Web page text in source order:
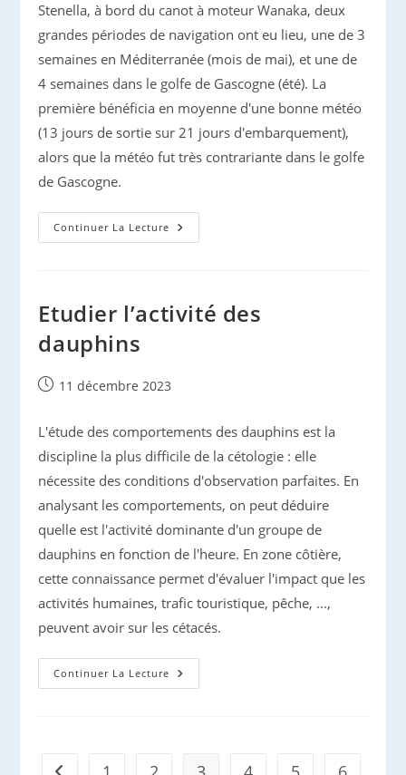
Stenella, à bord du canot à moteur Wanaka, deux
grandes périodes de navigation ont eu lieu, une de 3
semaines en Méditerranée (mois de mai), et une de
4 semaines dans le golfe de Gascogne (été). La
première bénéficia en moyenne d'une bonne météo
(13 jours de sortie sur 21 jours d'embarquement),
alors que la météo fut très contrariante dans le golfe
de Gascogne.
Continuer La Lecture 2023
En
Etudier l’activité des
dauphins
Publication
11 décembre 2023
L'étude des comportements des dauphins est la
discipline la plus difficile de la cétologie : elle
nécessite des conditions d'observation parfaites. En
analysant les comportements, on peut déduire
quelle est l'activité dominante d'un groupe de
dauphins en fonction de l'heure. En zone côtière,
cette connaissance permet d'évaluer l'impact que les
activités humaines, trafic touristique, pêche, ...,
peuvent avoir sur les cétacés.
Continuer La Lecture Etudier
L’activité